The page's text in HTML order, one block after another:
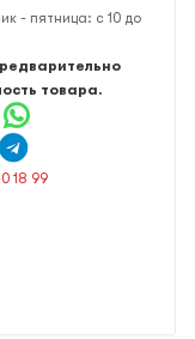
- пятница: с 10 до
товара.
18 99